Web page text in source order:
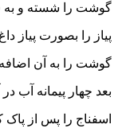
گوشت را شسته و
پیاز را بصورت پیاز
گوشت را به آن
بعد چهار پیمانه آب
اسفناج را پس از